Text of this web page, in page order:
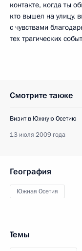
контакте, когда ты
кто вышел на улицу,
с чувствами
тех трагических
Смотрите также
Визит в Южную Осетию
13 июля 2009 года
География
Южная Осетия
Темы